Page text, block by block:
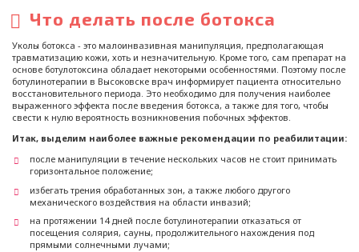
Что делать после ботокса
Уколы ботокса - это малоинвазивная манипуляция, предполагающая
травматизацию кожи, хоть и незначительную. Кроме того, сам препарат на
основе ботулотоксина обладает некоторыми особенностями. Поэтому после
ботулинотерапии в Высоковске врач информирует пациента относительно
восстановительного периода. Это необходимо для получения наиболее
выраженного эффекта после введения ботокса, а также для того, чтобы
свести к нулю вероятность возникновения побочных эффектов.
Итак, выделим наиболее важные рекомендации по реабилитации:
после манипуляции в течение нескольких часов не стоит принимать
горизонтальное положение;
избегать трения обработанных зон, а также любого другого
механического воздействия на области инвазий;
на протяжении 14 дней после ботулинотерапии отказаться от
посещения солярия, сауны, продолжительного нахождения под
прямыми солнечными лучами;